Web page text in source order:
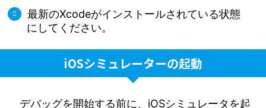
最新のXcodeがインストールされている状態
にしてください。
iOSシミュレーターの起動
デバッグを開始する前に、iOSシミュレータを起